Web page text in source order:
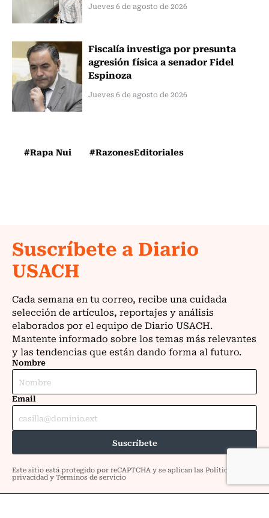
Jueves 6 de agosto de 2026
Fiscalía investiga por presunta
agresión física a senador Fidel
Espinoza
Jueves 6 de agosto de 2026
#Rapa Nui #RazonesEditoriales